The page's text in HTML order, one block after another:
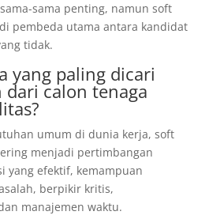
sama penting, namun soft
pembeda utama antara kandidat
tidak.
yang paling dicari
dari calon tenaga
umum di dunia kerja, soft
menjadi pertimbangan
yang efektif, kemampuan
berpikir kritis,
manajemen waktu.